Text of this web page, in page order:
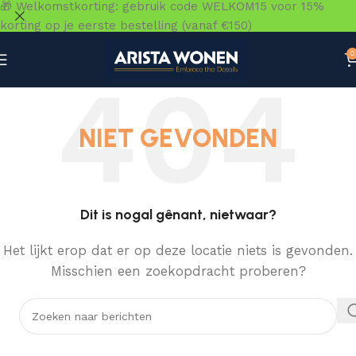
0
NIET GEVONDEN
Dit is nogal gênant, nietwaar?
Het lijkt erop dat er op deze locatie niets is gevonden.
Misschien een zoekopdracht proberen?
🎁 Welkomstkorting: gebruik code WELKOM15 voor 15%
korting op je eerste bestelling (vanaf €150)